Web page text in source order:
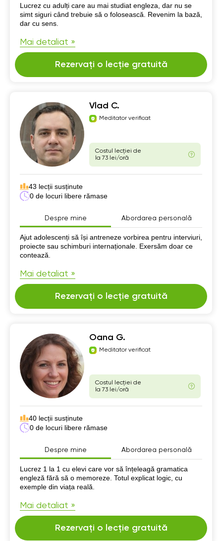
Despre mine
Lucrez cu adulți care au mai studiat engleza, dar nu se
simt siguri când trebuie să o folosească. Revenim la bază,
dar cu sens.
Mai detaliat »
Rezervați o lecție gratuită
Vlad C.
Meditator verificat
Costul lecției de
la 73 lei/oră
43 lecții susținute
0 de locuri libere rămase
Despre mine Abordarea personală
Despre mine
Ajut adolescenți să își antreneze vorbirea pentru interviuri,
proiecte sau schimburi internaționale. Exersăm doar ce
contează.
Mai detaliat »
Rezervați o lecție gratuită
Oana G.
Meditator verificat
Costul lecției de
la 73 lei/oră
40 lecții susținute
0 de locuri libere rămase
Despre mine Abordarea personală
Despre mine
Lucrez 1 la 1 cu elevi care vor să înțeleagă gramatica
engleză fără să o memoreze. Totul explicat logic, cu
exemple din viața reală.
Mai detaliat »
Rezervați o lecție gratuită